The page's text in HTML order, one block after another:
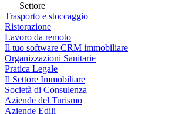
Settore
Trasporto e stoccaggio
Ristorazione
Lavoro da remoto
Il tuo software CRM immobiliare
Organizzazioni Sanitarie
Pratica Legale
Il Settore Immobiliare
Società di Consulenza
Aziende del Turismo
Aziende Edili